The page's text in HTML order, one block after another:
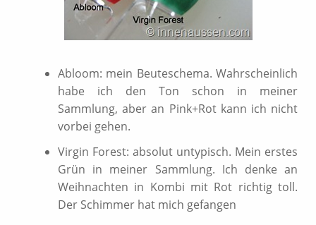
Abloom: mein Beuteschema. Wahrscheinlich
habe ich den Ton schon in meiner
Sammlung, aber an Pink+Rot kann ich nicht
vorbei gehen.
Virgin Forest: absolut untypisch. Mein erstes
Grün in meiner Sammlung. Ich denke an
Weihnachten in Kombi mit Rot richtig toll.
Der Schimmer hat mich gefangen